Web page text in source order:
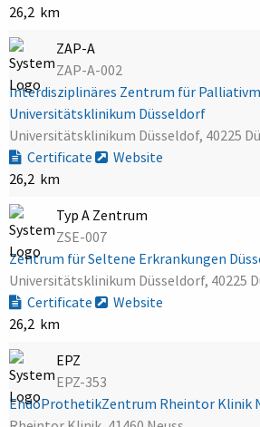
26,2 km
ZAP-A
ZAP-A-002
Interdisziplinäres Zentrum für
Universitätsklinikum Düsseldorf
Universitätsklinikum Düsseldof, 40225
Certificate
Website
26,2 km
Typ A Zentrum
ZSE-007
Zentrum für Seltene Erkrankungen
Universitätsklinikum Düsseldorf, 40225
Certificate
Website
26,2 km
EPZ
EPZ-353
EndoProthetikZentrum Rheintor Klinik